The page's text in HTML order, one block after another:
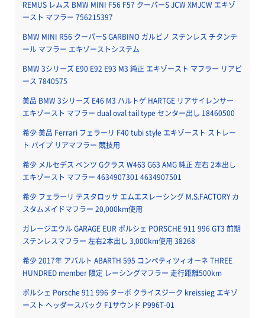
REMUS レムス BMW MINI F56 F57 クーパーS JCW XMJCW エキゾ
ースト マフラー 756215397
BMW MINI R56 クーパーS GARBINO ガルビノ ステンレス チタンテ
ール マフラー エキゾーストシステム
BMW 3シリーズ E90 E92 E93 M3 純正 エキゾースト マフラー リアピ
ース 7840575
美品 BMW 3シリーズ E46 M3 ハルトゲ HARTGE リアサイレンサー
エキゾースト マフラー dual oval tail type センター出し 18460500
希少 美品 Ferrari フェラーリ F40 tubi style エキゾースト ストレー
ト パイプ リアマフラー 競技用
希少 メルセデス ベンツ Gクラス W463 G63 AMG 純正 左右 2本出し
エキゾースト マフラー 4634907301 4634907501
希少 フェラーリ テスタロッサ エムエスレーシング M.S.FACTORY カ
スタムメイドマフラー 20,000km使用
ガレージエウル GARAGE EUR ポルシェ PORSCHE 911 996 GT3 前期
ステンレスマフラー 左右2本出し 3,000km使用 38268
希少 2017年 アバルト ABARTH 595 コンペティツィオーネ THREE
HUNDRED member 限定 レーシングマフラー 走行距離500km
ポルシェ Porsche 911 996 ターボ クライスジーク kreissieg エキゾ
ースト ヘッダースバック F1サウンド P996T-01